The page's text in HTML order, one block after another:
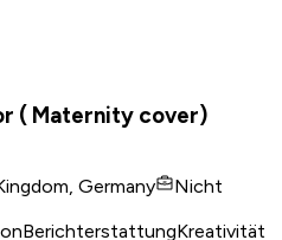
( Maternity cover)
Germany
Nicht
BerichterstattungKreativität